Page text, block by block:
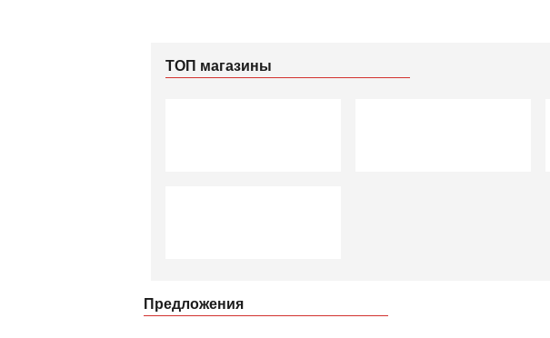
ТОП магазины
Предложения